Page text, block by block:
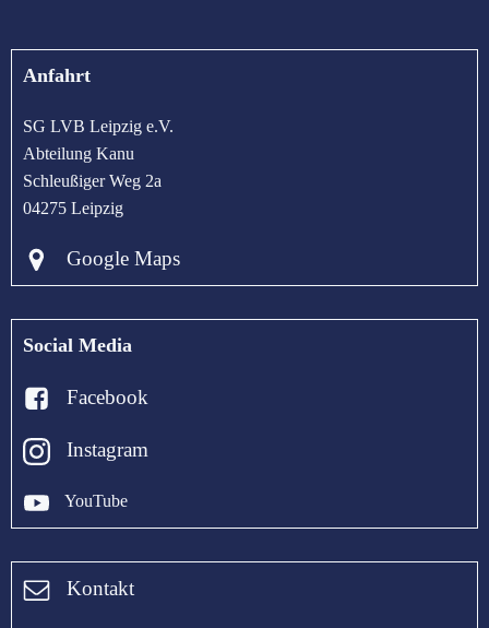
Anfahrt
SG LVB Leipzig e.V.
Abteilung Kanu
Schleußiger Weg 2a
04275 Leipzig
Google Maps
Social Media
Facebook
Instagram
YouTube
Kontakt